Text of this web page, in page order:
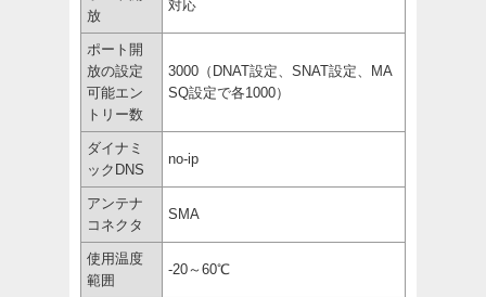
放
対応
ポート開
放の設定
可能エン
トリー数
3000（DNAT設定、SNAT設定、MA
SQ設定で各1000）
ダイナミ
ックDNS
no-ip
アンテナ
コネクタ
SMA
使用温度
範囲
-20～60℃